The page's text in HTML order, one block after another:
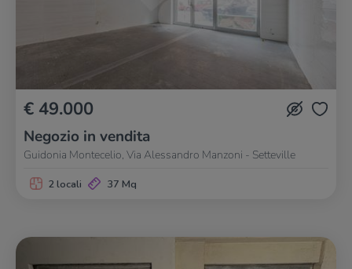
€ 49.000
Negozio in vendita
Guidonia Montecelio, Via Alessandro Manzoni - Setteville
2 locali 37 Mq